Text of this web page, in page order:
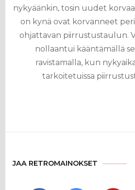
nykyäänkin, tosin uudet
on kynä ovat korvanneet
ohjattavan piirrustustaulun.
nollaantui kääntämällä se
ravistamalla, kun
tarkoitetuissa
JAA RETROMAINOKSET